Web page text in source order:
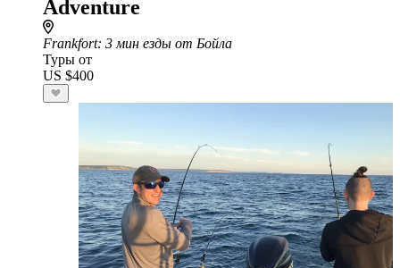
Adventure
Frankfort: 3 мин езды от Бойла
Туры от
US $400